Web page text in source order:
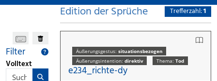
Filter
Volltext
Edition der Sprüche Trefferzahl:1
Äußerungsgestus: situationsbezogen
Äußerungsintention: direktiv Thema: Tod
e234_richte-dy